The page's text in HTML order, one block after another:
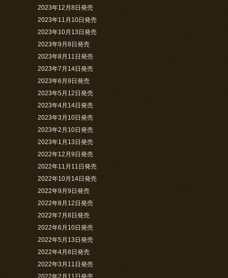
2023年12月8日発売
2023年11月10日発売
2023年10月13日発売
2023年9月8日発売
2023年8月11日発売
2023年7月14日発売
2023年6月9日発売
2023年5月12日発売
2023年4月14日発売
2023年3月10日発売
2023年2月10日発売
2023年1月13日発売
2022年12月9日発売
2022年11月11日発売
2022年10月14日発売
2022年9月9日発売
2022年8月12日発売
2022年7月8日発売
2022年6月10日発売
2022年5月13日発売
2022年4月8日発売
2022年3月11日発売